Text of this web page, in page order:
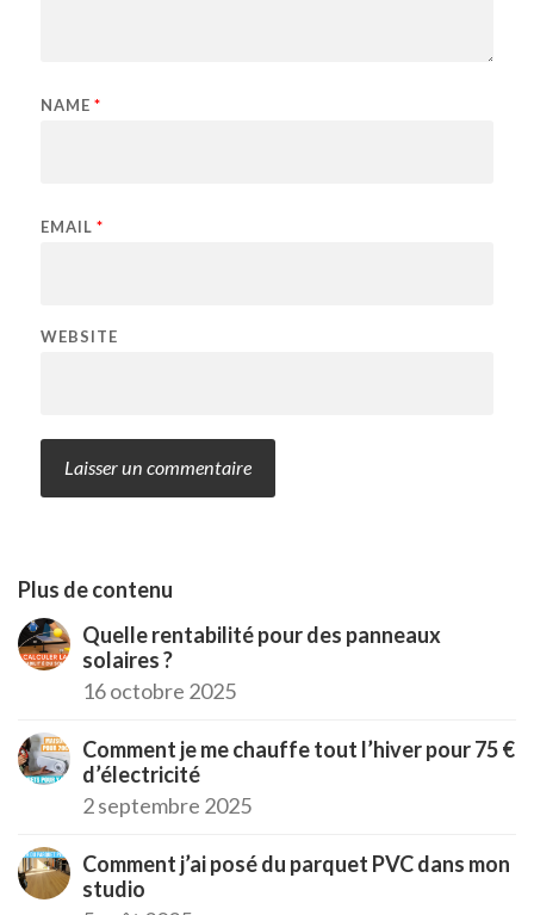
NAME *
EMAIL *
WEBSITE
Plus de contenu
Quelle rentabilité pour des panneaux
solaires ?
16 octobre 2025
Comment je me chauffe tout l’hiver pour 75 €
d’électricité
2 septembre 2025
Comment j’ai posé du parquet PVC dans mon
studio